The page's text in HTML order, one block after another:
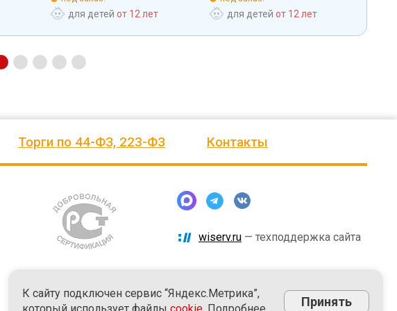
для детей от 12 лет для детей от 12 лет
Торги по 44-ФЗ, 223-ФЗ Контакты
wiserv.ru — техподдержка сайта
К сайту подключен сервис “Яндекс.Метрика”,
Принять